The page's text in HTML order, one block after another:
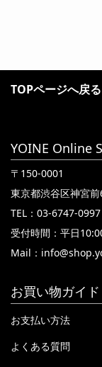
TOPページへ戻る
YOINE Online
〒150-0001
東京都渋谷区神宮
TEL：03-6747-0997
受付時間：平日
Mail：
お買い物ガイド
お支払い方法
よくある質問